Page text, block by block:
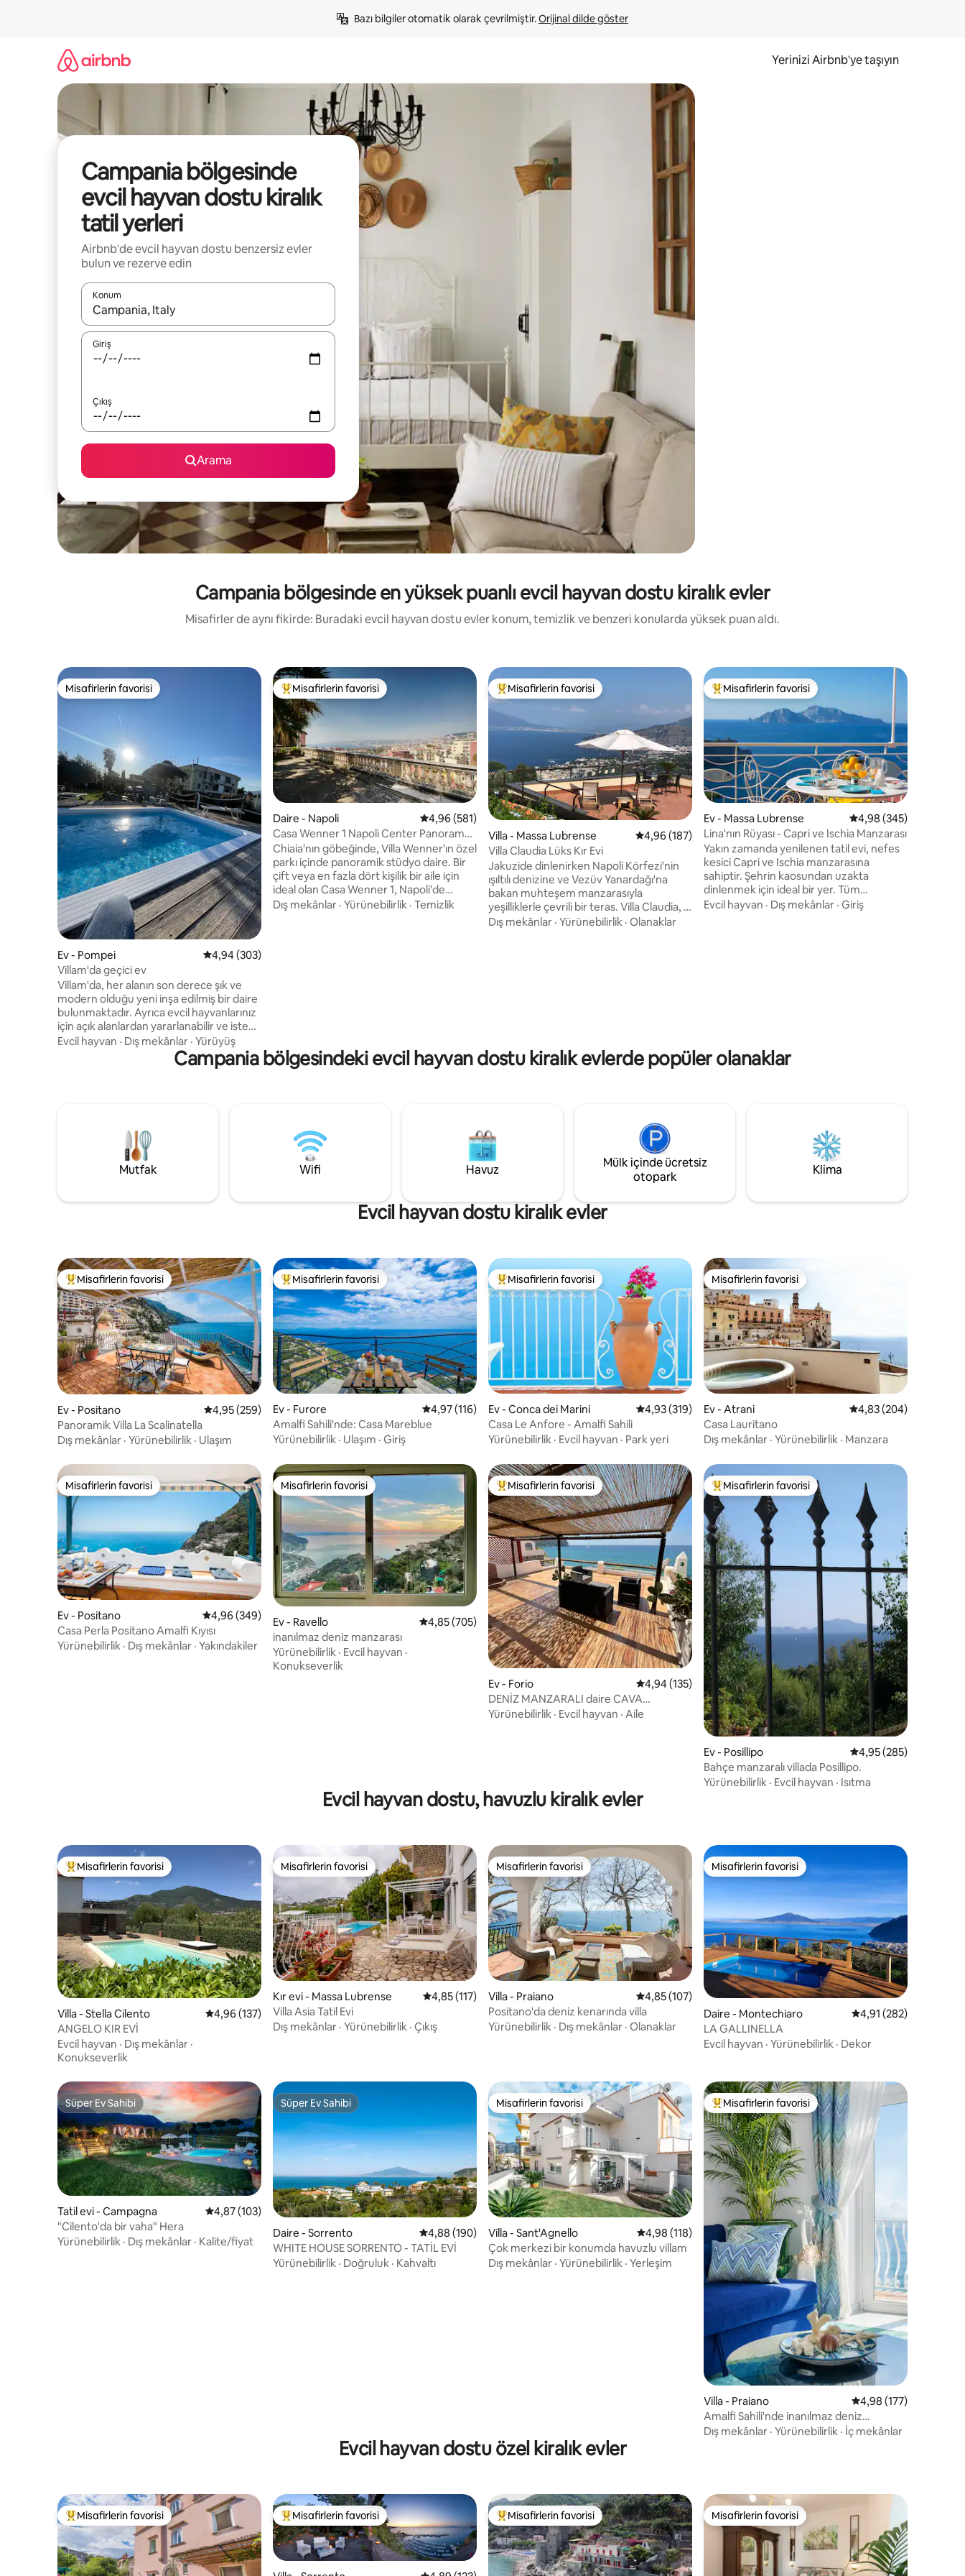
Bazı bilgiler otomatik olarak çevrilmiştir. Orijinal dilde göster
Yerinizi Airbnb'ye taşıyın
Campania bölgesinde
evcil hayvan dostu kiralık
tatil yerleri
Airbnb'de evcil hayvan dostu benzersiz evler
bulun ve rezerve edin
Konum
Sonuçlar kullanılabilir olduğunda yukarı ve aşağı oklarıyla gezinin veya dokunarak ya da kaydırma hareketleriyle keşfedin.
Giriş
Çıkış
Arama
Campania bölgesinde en yüksek puanlı evcil hayvan dostu kiralık evler
Misafirler de aynı fikirde: Buradaki evcil hayvan dostu evler konum, temizlik ve benzeri konularda yüksek puan aldı.
Misafirlerin favorisi
Misafirlerin favorisi
Ev - Pompei 5 üzerinden ortalama 4,94 puan, 303 değerlendirme
4,94 (303)
Villam'da geçici ev
Villam'da, her alanın son derece şık ve
modern olduğu yeni inşa edilmiş bir daire
bulunmaktadır. Ayrıca evcil hayvanlarınız
için açık alanlardan yararlanabilir ve istek
üzerine bebek karyolası temin
apartman dairesi bulunmaktadır, her
sağlanacaktır. Ayrıca Capri ve Amalfi sahili
için tekne gezileri düzenlemek de
mümkündür.
Evcil hayvan · Dış mekânlar · Yürüyüş
Misafirlerin favorilerinden en beğenilenler arasında
Misafirlerin favorisi
Daire - Napoli 5 üzerinden ortalama 4,96 puan, 581 değerlendirme
4,96 (581)
Casa Wenner 1 Napoli Center Panorama
Chiaia
Chiaia'nın göbeğinde, Villa Wenner'ın özel
parkı içinde panoramik stüdyo daire. Bir
çift veya en fazla dört kişilik bir aile için
ideal olan Casa Wenner 1, Napoli'de
nadiren bir arada bulunan özellikleri bir
Dış mekânlar · Yürünebilirlik · Temizlik
Misafirlerin favorilerinden en beğenilenler arasında
Misafirlerin favorisi
Villa - Massa Lubrense 5 üzerinden ortalama 4,96 puan, 187 değerlendirme
4,96 (187)
Villa Claudia Lüks Kır Evi
Jakuzide dinlenirken Napoli Körfezi'nin
ışıltılı denizine ve Vezüv Yanardağı'na
bakan muhteşem manzarasıyla
yeşilliklerle çevrili bir teras. Villa Claudia, el
yapımı majolika karolar ve Akdeniz
Dış mekânlar · Yürünebilirlik · Olanaklar
Misafirlerin favorilerinden en beğenilenler arasında
Misafirlerin favorisi
Ev - Massa Lubrense 5 üzerinden ortalama
4,98 (345)
Lina'nın Rüyası - Capri ve Ischia Manzarası
Yakın zamanda yenilenen tatil evi, nefes
kesici Capri ve Ischia manzarasına
sahiptir. Şehrin kaosundan uzakta
dinlenmek için ideal bir yer. Tüm
konforlarla donatılmış manzaralı aydınlık
Evcil hayvan · Dış mekânlar · Giriş
Campania bölgesindeki evcil hayvan dostu kiralık evlerde popüler olanaklar
Mutfak Wifi Havuz
Mülk içinde ücretsiz
otopark
Klima
Evcil hayvan dostu kiralık evler
Misafirlerin favorilerinden en beğenilenler arasında
Misafirlerin favorisi
Ev - Positano 5 üzerinden ortalama 4,95 puan, 259 değerlendirme
4,95 (259)
Panoramik Villa La Scalinatella
Dış mekânlar · Yürünebilirlik · Ulaşım
Misafirlerin favorilerinden en beğenilenler arasında
Misafirlerin favorisi
Ev - Furore 5 üzerinden ortalama 4,97 puan, 116 değerlendirme
4,97 (116)
Amalfi Sahili'nde: Casa Mareblue
Yürünebilirlik · Ulaşım · Giriş
Misafirlerin favorilerinden en beğenilenler arasında
Misafirlerin favorisi
Ev - Conca dei Marini 5 üzerinden ortalama 4,93 puan, 319 değerlendirme
4,93 (319)
Casa Le Anfore - Amalfi Sahili
Yürünebilirlik · Evcil hayvan · Park yeri
Misafirlerin favorisi
Misafirlerin favorisi
Ev - Atrani 5 üzerinden ortalama
4,83 (204)
Casa Lauritano
Dış mekânlar · Yürünebilirlik · Manzara
Misafirlerin favorisi
Misafirlerin favorisi
Ev - Positano 5 üzerinden ortalama 4,96 puan, 349 değerlendirme
4,96 (349)
Casa Perla Positano Amalfi Kıyısı
Yürünebilirlik · Dış mekânlar · Yakındakiler
Misafirlerin favorisi
Misafirlerin favorisi
Ev - Ravello 5 üzerinden ortalama 4,85 puan, 705 değerlendirme
4,85 (705)
inanılmaz deniz manzarası
Yürünebilirlik · Evcil hayvan ·
Konukseverlik
Misafirlerin favorilerinden en beğenilenler arasında
Misafirlerin favorisi
Ev - Forio 5 üzerinden ortalama 4,94 puan, 135 değerlendirme
4,94 (135)
DENİZ MANZARALI daire CAVA
dell'ISOLA (Forio)• Elowen
Yürünebilirlik · Evcil hayvan · Aile
Misafirlerin favorilerinden en beğenilenler arasında
Misafirlerin favorisi
Ev - Posillipo 5 üzerinden ortalama
4,95 (285)
Bahçe manzaralı villada Posillipo.
Yürünebilirlik · Evcil hayvan · Isıtma
Evcil hayvan dostu, havuzlu kiralık evler
Misafirlerin favorilerinden en beğenilenler arasında
Misafirlerin favorisi
Villa - Stella Cilento 5 üzerinden ortalama 4,96 puan, 137 değerlendirme
4,96 (137)
ANGELO KIR EVİ
Evcil hayvan · Dış mekânlar ·
Konukseverlik
Misafirlerin favorisi
Misafirlerin favorisi
Kır evi - Massa Lubrense 5 üzerinden ortalama 4,85 puan, 117 değerlendirme
4,85 (117)
Villa Asia Tatil Evi
Dış mekânlar · Yürünebilirlik · Çıkış
Misafirlerin favorisi
Misafirlerin favorisi
Villa - Praiano 5 üzerinden ortalama 4,85 puan, 107 değerlendirme
4,85 (107)
Positano'da deniz kenarında villa
Yürünebilirlik · Dış mekânlar · Olanaklar
Misafirlerin favorisi
Misafirlerin favorisi
Daire - Montechiaro 5 üzerinden ortalama
4,91 (282)
LA GALLINELLA
Evcil hayvan · Yürünebilirlik · Dekor
Süper Ev Sahibi
Süper Ev Sahibi
Tatil evi - Campagna 5 üzerinden ortalama 4,87 puan, 103 değerlendirme
4,87 (103)
"Cilento'da bir vaha" Hera
Yürünebilirlik · Dış mekânlar · Kalite/fiyat
Süper Ev Sahibi
Süper Ev Sahibi
Daire - Sorrento 5 üzerinden ortalama 4,88 puan, 190 değerlendirme
4,88 (190)
WHITE HOUSE SORRENTO - TATİL EVİ
Yürünebilirlik · Doğruluk · Kahvaltı
Misafirlerin favorisi
Misafirlerin favorisi
Villa - Sant'Agnello 5 üzerinden ortalama 4,98 puan, 118 değerlendirme
4,98 (118)
Çok merkezi bir konumda havuzlu villam
Dış mekânlar · Yürünebilirlik · Yerleşim
Misafirlerin favorilerinden en beğenilenler arasında
Misafirlerin favorisi
Villa - Praiano 5 üzerinden ortalama
4,98 (177)
Amalfi Sahili'nde inanılmaz deniz
manzaralı tasarım villa
Dış mekânlar · Yürünebilirlik · İç mekânlar
Evcil hayvan dostu özel kiralık evler
Misafirlerin favorilerinden en beğenilenler arasında
Misafirlerin favorisi Misafirlerin favorilerinden en beğenilenler arasında
Misafirlerin favorisi Misafirlerin favorilerinden en beğenilenler arasında
Misafirlerin favorisi Misafirlerin favorisi
Misafirlerin favorisi